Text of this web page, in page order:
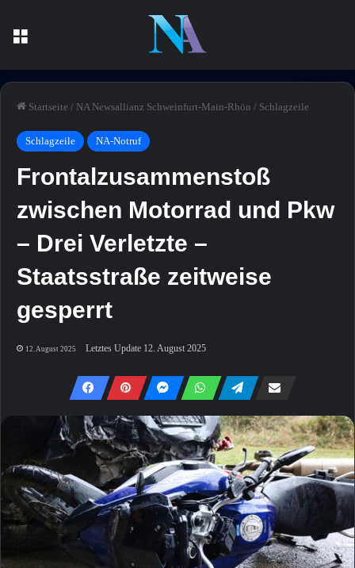
Startseite / NA Newsallianz Schweinfurt-Main-Rhön / Schlagzeile
Schlagzeile NA-Notruf
Frontalzusammenstoß
zwischen Motorrad und Pkw
– Drei Verletzte –
Staatsstraße zeitweise
gesperrt
12. August 2025 Letztes Update 12. August 2025